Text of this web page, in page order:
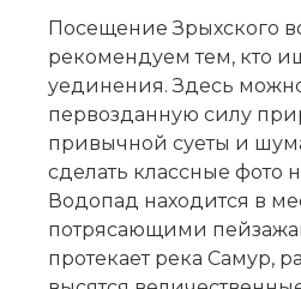
Посещение Зрыхского
рекомендуем тем, кто
уединения. Здесь
первозданную силу
привычной суеты и
сделать классные фото
Водопад находится в
потрясающими
протекает река Самур,